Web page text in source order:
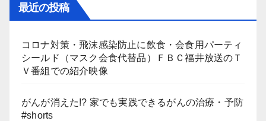
最近の投稿
コロナ対策・飛沫感染防止に飲食・会食用パーティ
シールド（マスク会食代替品）ＦＢＣ福井放送のＴ
Ｖ番組での紹介映像
がんが消えた!? 家でも実践できるがんの治療・予防
#shorts